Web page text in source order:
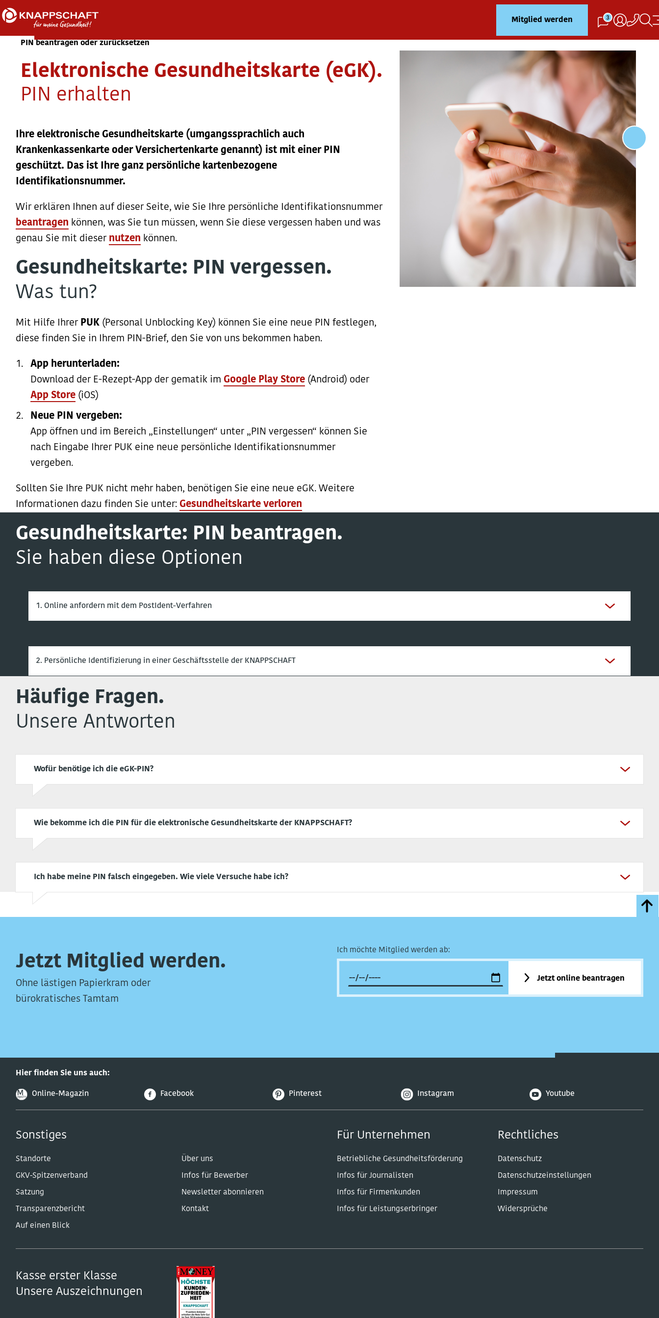
Mitglied werden 3
PIN beantragen oder zurücksetzen
Elektronische Gesundheitskarte (eGK).
PIN erhalten
Ihre elektronische Gesundheitskarte (umgangssprachlich auch
Krankenkassenkarte oder Versichertenkarte genannt) ist mit einer PIN
geschützt. Das ist Ihre ganz persönliche kartenbezogene
Identifikationsnummer.
Wir erklären Ihnen auf dieser Seite, wie Sie Ihre persönliche Identifikationsnummer
beantragen können, was Sie tun müssen, wenn Sie diese vergessen haben und was
genau Sie mit dieser nutzen können.
Gesundheitskarte: PIN vergessen.
Was tun?
Mit Hilfe Ihrer PUK (Personal Unblocking Key) können Sie eine neue PIN festlegen,
diese finden Sie in Ihrem PIN-Brief, den Sie von uns bekommen haben.
App herunterladen:
Download der E-Rezept-App der gematik im Google Play Store (Android) oder
App Store (iOS)
Neue PIN vergeben:
App öffnen und im Bereich „Einstellungen“ unter „PIN vergessen“ können Sie
nach Eingabe Ihrer PUK eine neue persönliche Identifikationsnummer
vergeben.
Sollten Sie Ihre PUK nicht mehr haben, benötigen Sie eine neue eGK. Weitere
Informationen dazu finden Sie unter: Gesundheitskarte verloren
Gesundheitskarte: PIN beantragen.
Sie haben diese Optionen
1. Online anfordern mit dem PostIdent-Verfahren
2. Persönliche Identifizierung in einer Geschäftsstelle der KNAPPSCHAFT
Häufige Fragen.
Unsere Antworten
Wofür benötige ich die eGK-PIN?
Wie bekomme ich die PIN für die elektronische Gesundheitskarte der KNAPPSCHAFT?
Ich habe meine PIN falsch eingegeben. Wie viele Versuche habe ich?
Jetzt Mitglied werden.
Ohne lästigen Papierkram oder
bürokratisches Tamtam
Ich möchte Mitglied werden ab:
Jetzt online beantragen
Hier finden Sie uns auch:
Online-Magazin Facebook Pinterest Instagram Youtube
Sonstiges
Standorte
GKV-Spitzenverband
Satzung
Transparenzbericht
Auf einen Blick
Über uns
Infos für Bewerber
Newsletter abonnieren
Kontakt
Für Unternehmen
Betriebliche Gesundheitsförderung
Infos für Journalisten
Infos für Firmenkunden
Infos für Leistungserbringer
Rechtliches
Datenschutz
Datenschutzeinstellungen
Impressum
Widersprüche
Kasse erster Klasse
Unsere Auszeichnungen